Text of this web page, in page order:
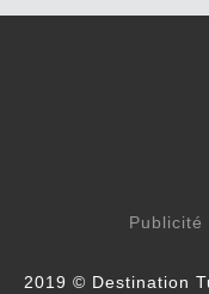
Publicité
2019 © Destination